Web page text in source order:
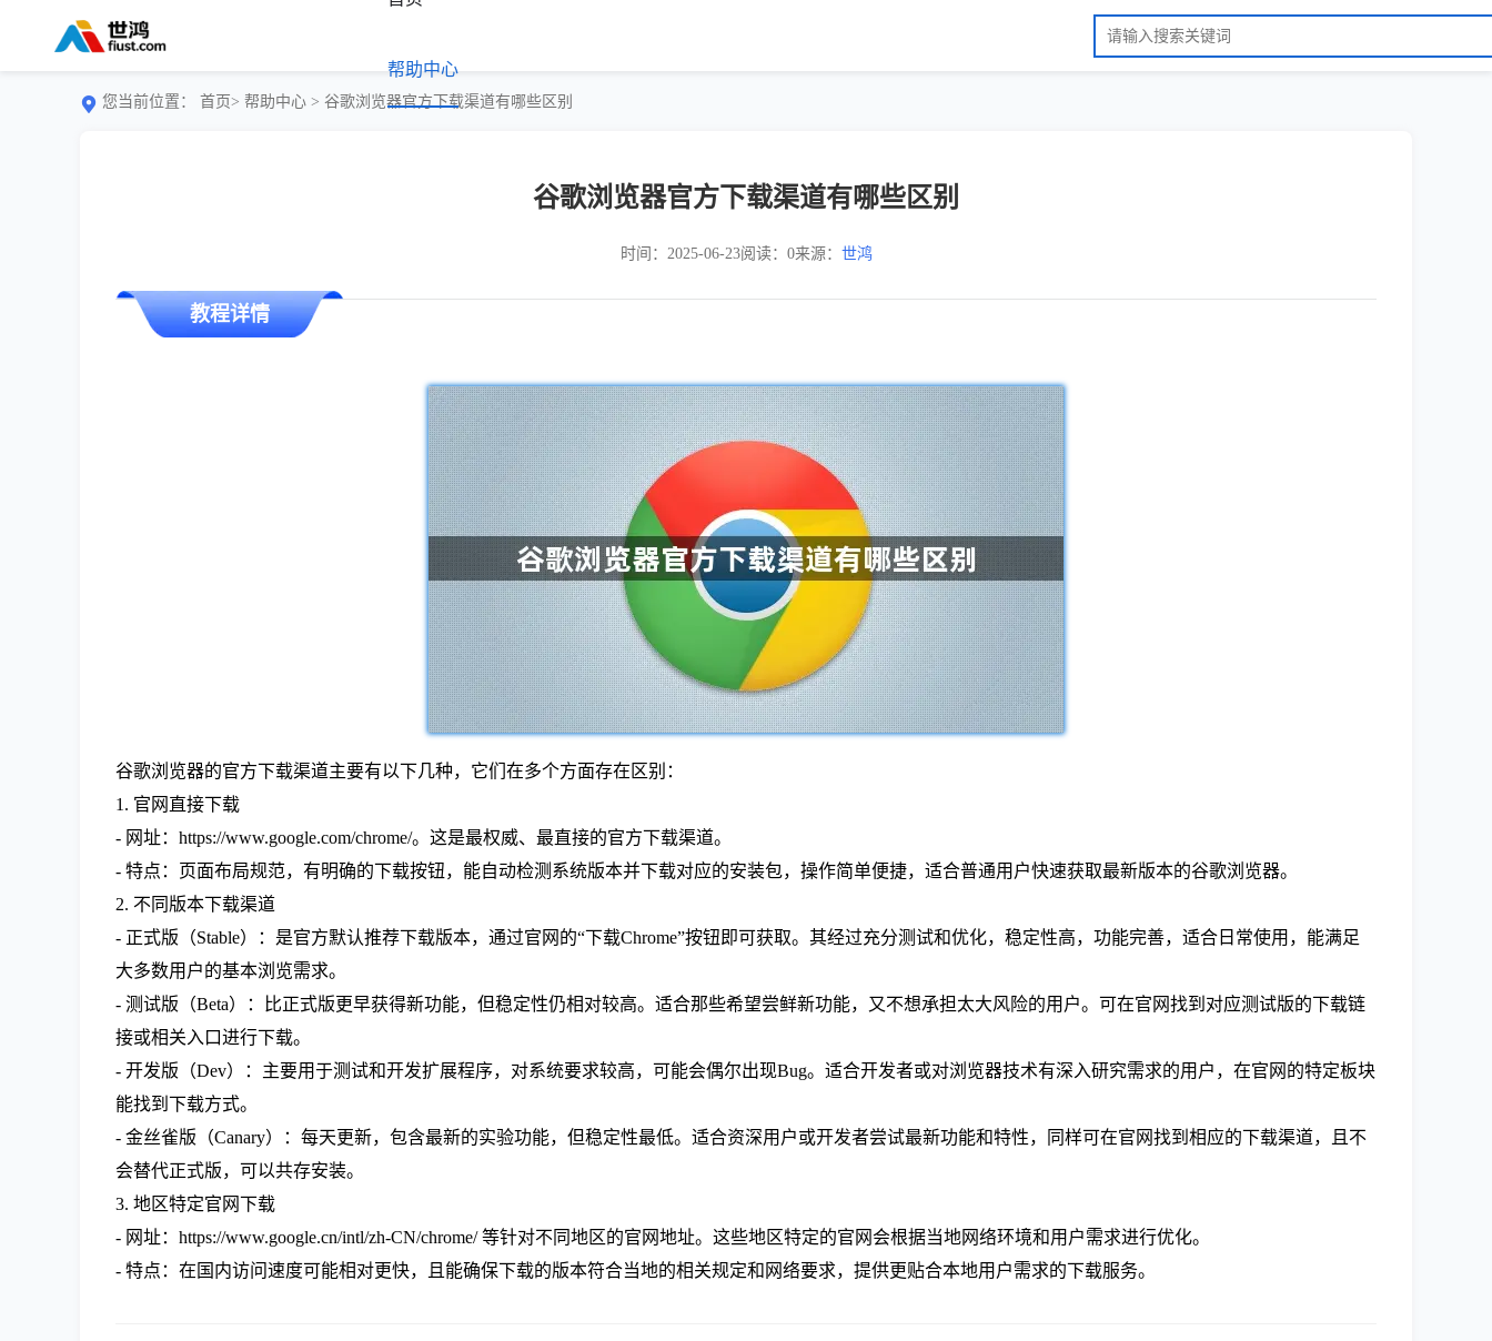
帮助中心
您当前位置： 首页> 帮助中心 > 谷歌浏览器官方下载渠道有哪些区别
谷歌浏览器官方下载渠道有哪些区别
时间：2025-06-23阅读：0来源： 世鸿
教程详情
谷歌浏览器的官方下载渠道主要有以下几种，它们在多个方面存在区别：
1. 官网直接下载
- 网址：https://www.google.com/chrome/。这是最权威、最直接的官方下载渠道。
- 特点：页面布局规范，有明确的下载按钮，能自动检测系统版本并下载对应的安装包，操作简单便捷，适合普通用户快速获取最新版本的谷歌浏览器。
2. 不同版本下载渠道
- 正式版（Stable）：是官方默认推荐下载版本，通过官网的“下载Chrome”按钮即可获取。其经过充分测试和优化，稳定性高，功能完善，适合日常使用，能满足
大多数用户的基本浏览需求。
- 测试版（Beta）：比正式版更早获得新功能，但稳定性仍相对较高。适合那些希望尝鲜新功能，又不想承担太大风险的用户。可在官网找到对应测试版的下载链
接或相关入口进行下载。
- 开发版（Dev）：主要用于测试和开发扩展程序，对系统要求较高，可能会偶尔出现Bug。适合开发者或对浏览器技术有深入研究需求的用户，在官网的特定板块
能找到下载方式。
- 金丝雀版（Canary）：每天更新，包含最新的实验功能，但稳定性最低。适合资深用户或开发者尝试最新功能和特性，同样可在官网找到相应的下载渠道，且不
会替代正式版，可以共存安装。
3. 地区特定官网下载
- 网址：https://www.google.cn/intl/zh-CN/chrome/ 等针对不同地区的官网地址。这些地区特定的官网会根据当地网络环境和用户需求进行优化。
- 特点：在国内访问速度可能相对更快，且能确保下载的版本符合当地的相关规定和网络要求，提供更贴合本地用户需求的下载服务。